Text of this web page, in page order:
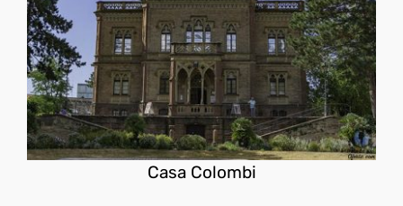
Casa Colombi